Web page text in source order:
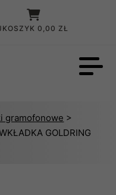
KOSZYK 0,00 ZŁ
gramofonowe >
GOLDRING